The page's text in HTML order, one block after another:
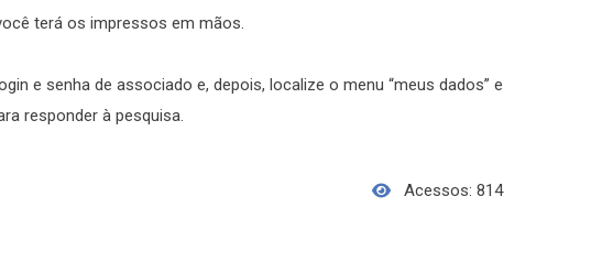
terá os impressos em mãos.
e senha de associado e, depois, localize o menu “meus dados” e
responder à pesquisa.
Acessos: 814